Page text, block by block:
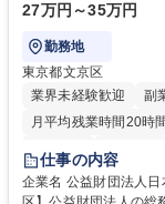
27万円～35万円
勤務地
東京都文京区
業界未経験歓迎
副
月平均残業時間20時
賞与あり
育休あり
食事補助あり
仕事の内容
企業名 公益財団法人日本アンチ